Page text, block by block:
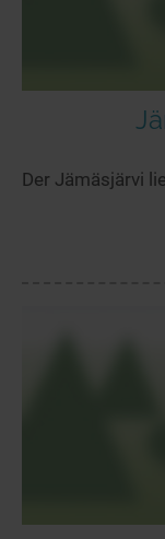
Der Jämäsjärvi